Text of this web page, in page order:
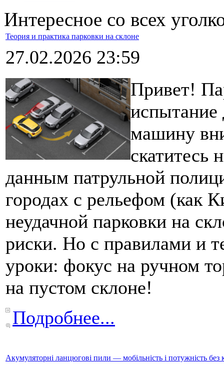
Интересное со всех
Теория и практика парковки на склоне
27.02.2026 23:59
Привет!
испытание
машину
скатитесь
данным патрульной
городах с рельефом (как
неудачной парковки на
риски. Но с правилами и
уроки: фокус на ручном
на пустом склоне!
Подробнее...
Акумуляторні ланцюгові пили — мобільність і потужність без